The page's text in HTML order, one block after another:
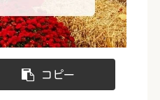
コピー